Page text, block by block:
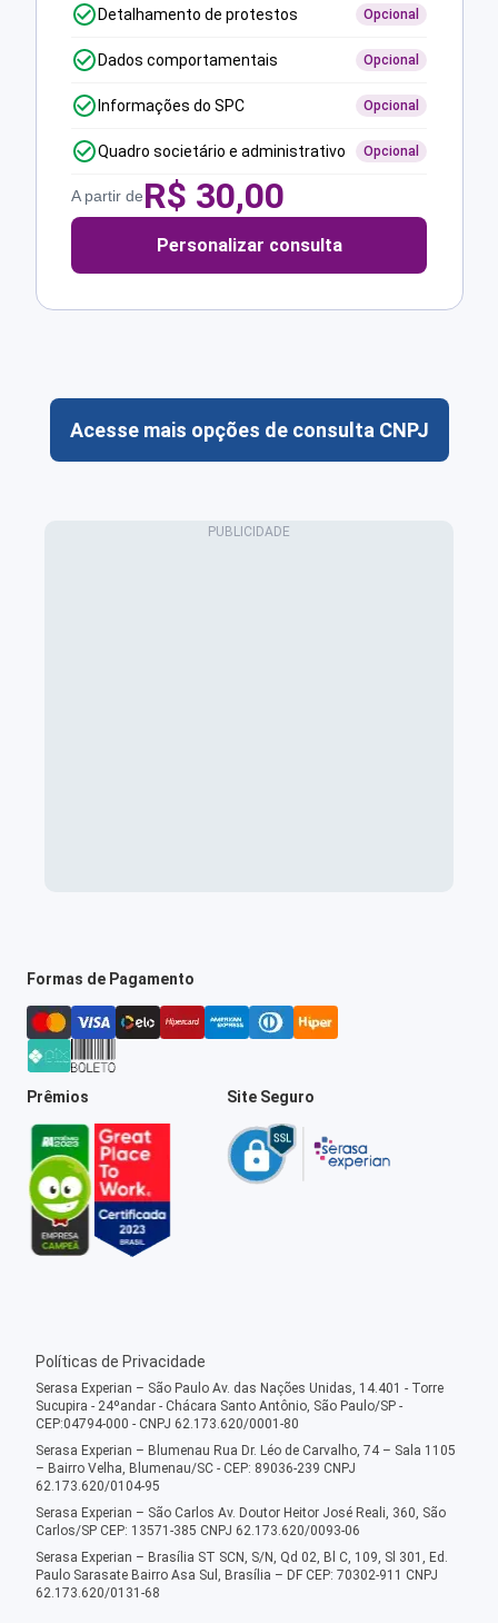
Detalhamento de protestos Opcional
Dados comportamentais Opcional
Informações do SPC Opcional
Quadro societário e administrativo Opcional
A partir deR$ 30,00
Personalizar consulta
Acesse mais opções de consulta CNPJ
Formas de Pagamento
Prêmios Site Seguro
Políticas de Privacidade
Serasa Experian – São Paulo Av. das Nações Unidas, 14.401 - Torre
Sucupira - 24ºandar - Chácara Santo Antônio, São Paulo/SP -
CEP:04794-000 - CNPJ 62.173.620/0001-80
Serasa Experian – Blumenau Rua Dr. Léo de Carvalho, 74 – Sala 1105
– Bairro Velha, Blumenau/SC - CEP: 89036-239 CNPJ
62.173.620/0104-95
Serasa Experian – São Carlos Av. Doutor Heitor José Reali, 360, São
Carlos/SP CEP: 13571-385 CNPJ 62.173.620/0093-06
Serasa Experian – Brasília ST SCN, S/N, Qd 02, Bl C, 109, Sl 301, Ed.
Paulo Sarasate Bairro Asa Sul, Brasília – DF CEP: 70302-911 CNPJ
62.173.620/0131-68